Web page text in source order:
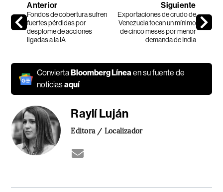
Anterior
Fondos de cobertura sufren
fuertes pérdidas por
desplome de acciones
ligadas a la IA
Siguiente
Exportaciones de crudo de
Venezuela tocan un mínimo
de cinco meses por menor
demanda de India
Convierta Bloomberg Líneaen su fuente de
noticiasaquí
Raylí Luján
Editora / Localizador